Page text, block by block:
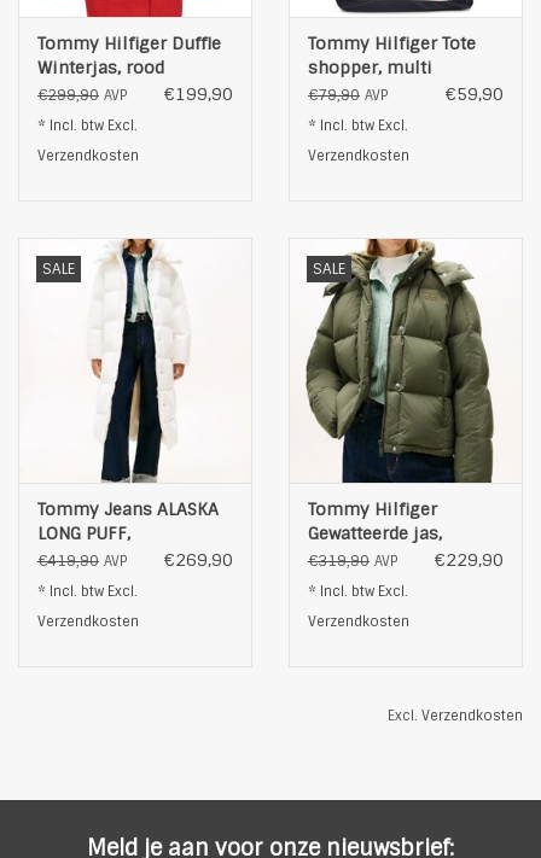
Tommy Hilfiger Duffle
Winterjas, rood
€299,90 AVP €199,90
* Incl. btw Excl.
Verzendkosten
Tommy Hilfiger Tote
shopper, multi
€79,90 AVP €59,90
* Incl. btw Excl.
Verzendkosten
SALE
Tommy Jeans ALASKA
LONG PUFF,
gebrokenwit
€419,90 AVP €269,90
* Incl. btw Excl.
Verzendkosten
SALE
Tommy Hilfiger
Gewatteerde jas,
olijfgroen
€319,90 AVP €229,90
* Incl. btw Excl.
Verzendkosten
Excl. Verzendkosten
Meld je aan voor onze nieuwsbrief: